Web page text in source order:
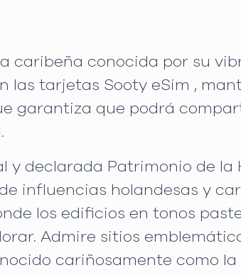
caribeña conocida por su
las tarjetas Sooty eSim ,
garantiza que podrá
declarada Patrimonio de la
influencias holandesas y
los edificios en tonos
Admire sitios
cariñosamente como la